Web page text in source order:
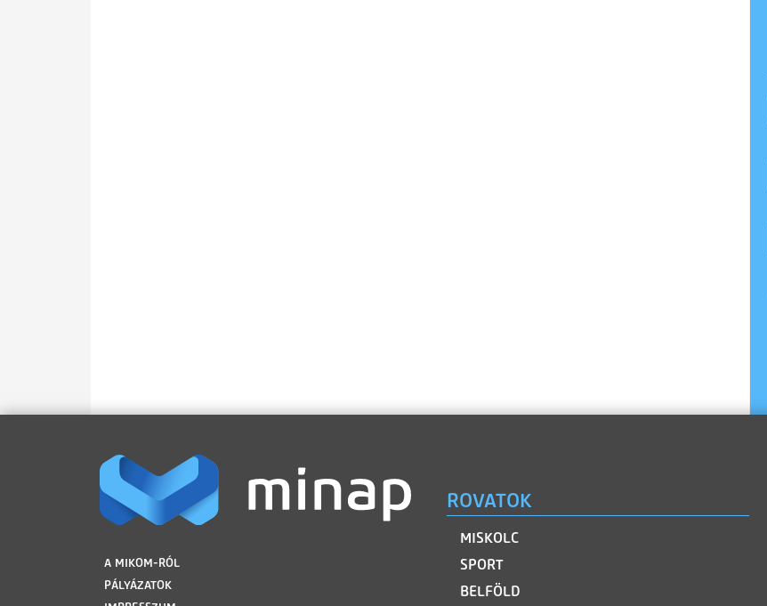
LÁBLÉC
A MIKOM-RÓL
PÁLYÁZATOK
ROVATOK
MISKOLC
SPORT
BELFÖLD